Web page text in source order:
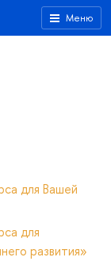
Меню
для Вашей
для
развития»